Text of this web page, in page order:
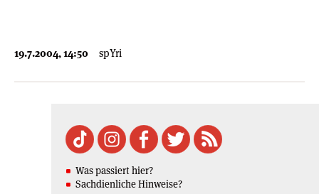
19.7.2004, 14:50 spYri
Was passiert hier?
Sachdienliche Hinweise?